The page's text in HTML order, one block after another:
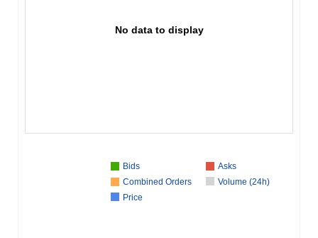
No data to display
Bids
Asks
Combined Orders
Volume (24h)
Price